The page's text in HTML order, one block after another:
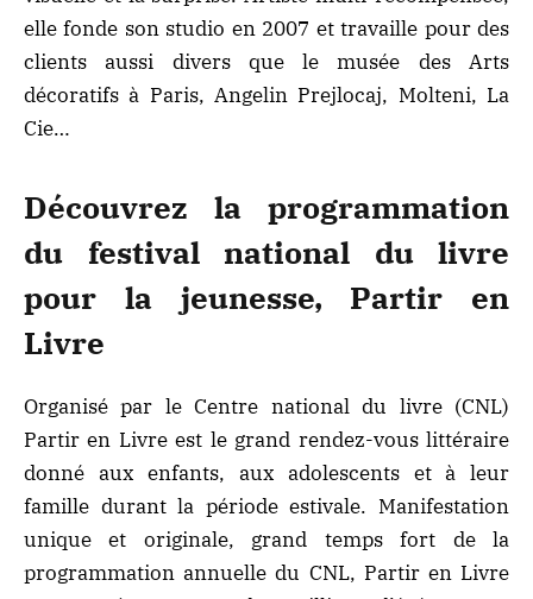
elle fonde son studio en 2007 et travaille pour des
clients aussi divers que le musée des Arts
décoratifs à Paris, Angelin Prejlocaj, Molteni, La
Cie…
Découvrez la programmation
du festival national du livre
pour la jeunesse, Partir en
Livre
Organisé par le Centre national du livre (CNL)
Partir en Livre est le grand rendez-vous littéraire
donné aux enfants, aux adolescents et à leur
famille durant la période estivale. Manifestation
unique et originale, grand temps fort de la
programmation annuelle du CNL, Partir en Livre